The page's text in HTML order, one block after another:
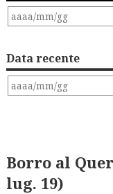
Data recente
Borro al
lug. 19)